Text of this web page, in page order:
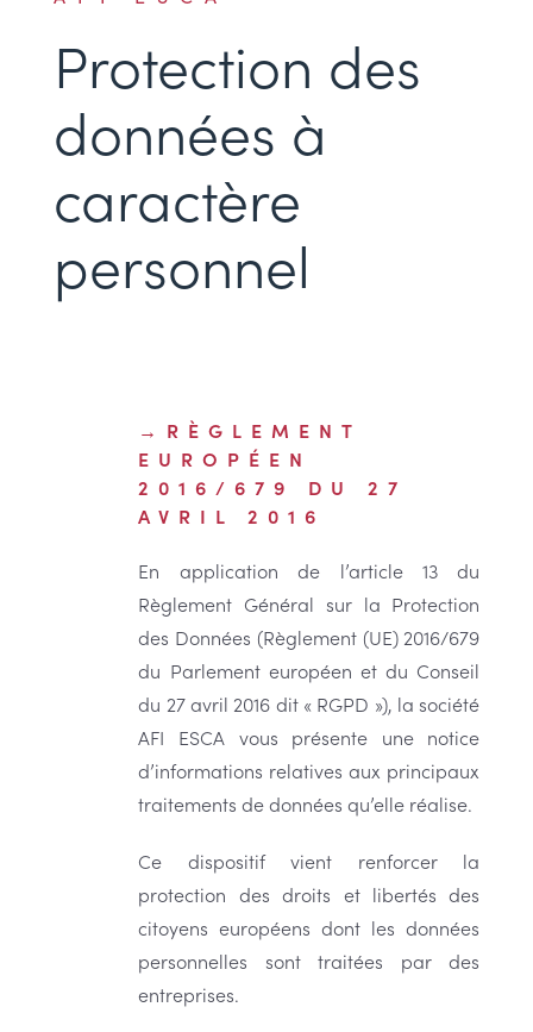
Protection des
données à
caractère
personnel
RÈGLEMENT
EUROPÉEN
2016/679 DU 27
AVRIL 2016
En application de l’article 13 du
Règlement Général sur la Protection
des Données (Règlement (UE) 2016/679
du Parlement européen et du Conseil
du 27 avril 2016 dit « RGPD »), la société
AFI ESCA vous présente une notice
d’informations relatives aux principaux
traitements de données qu’elle réalise.
Ce dispositif vient renforcer la
protection des droits et libertés des
citoyens européens dont les données
personnelles sont traitées par des
entreprises.